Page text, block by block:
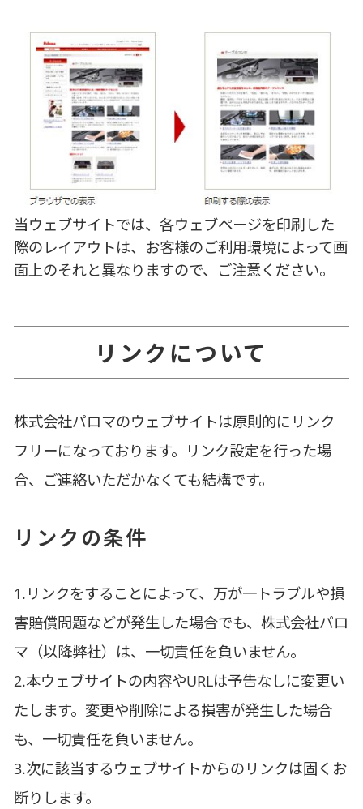
当ウェブサイトでは、各ウェブページを印刷した
際のレイアウトは、お客様のご利用環境によって画
面上のそれと異なりますので、ご注意ください。
リンクについて
株式会社パロマのウェブサイトは原則的にリンク
フリーになっております。リンク設定を行った場
合、ご連絡いただかなくても結構です。
リンクの条件
1.リンクをすることによって、万が一トラブルや損
害賠償問題などが発生した場合でも、株式会社パロ
マ（以降弊社）は、一切責任を負いません。
2.本ウェブサイトの内容やURLは予告なしに変更い
たします。変更や削除による損害が発生した場合
も、一切責任を負いません。
3.次に該当するウェブサイトからのリンクは固くお
断りします。